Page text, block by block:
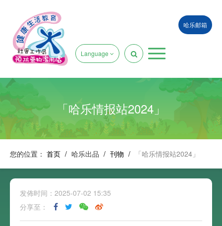
哈乐邮箱
Language
「哈乐情报站2024」
您的位置： 首页 / 哈乐出品 / 刊物 / 「哈乐情报站2024」
发佈时间：2025-07-02 15:35
分享至：